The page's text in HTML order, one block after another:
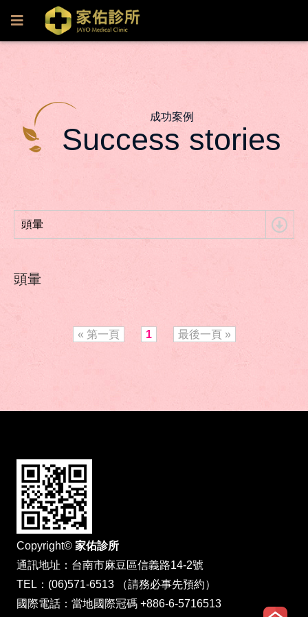
成功案例
Success stories
頭暈
頭暈
« 第一頁 1 最後一頁 »
Copyright©家佑診所
通訊地址：台南市麻豆區信義路14-2號
TEL：(06)571-6513 （請務必事先預約）
國際電話：當地國際冠碼 +886-6-5716513